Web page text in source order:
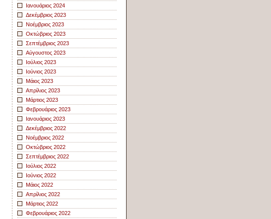
Ιανουάριος 2024
Δεκέμβριος 2023
Νοέμβριος 2023
Οκτώβριος 2023
Σεπτέμβριος 2023
Αύγουστος 2023
Ιούλιος 2023
Ιούνιος 2023
Μάιος 2023
Απρίλιος 2023
Μάρτιος 2023
Φεβρουάριος 2023
Ιανουάριος 2023
Δεκέμβριος 2022
Νοέμβριος 2022
Οκτώβριος 2022
Σεπτέμβριος 2022
Ιούλιος 2022
Ιούνιος 2022
Μάιος 2022
Απρίλιος 2022
Μάρτιος 2022
Φεβρουάριος 2022